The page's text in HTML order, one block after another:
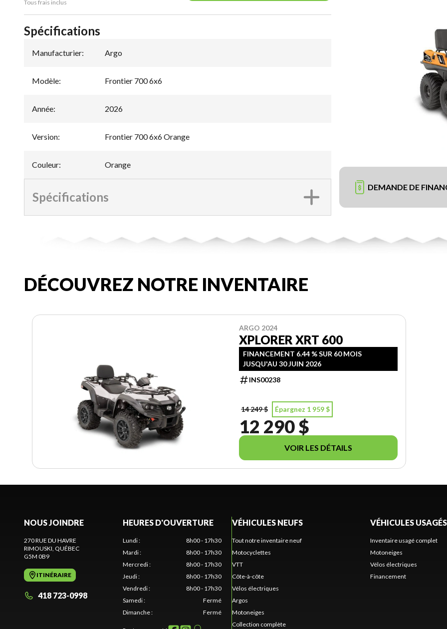
Tous frais inclus
DEMANDE DE
Spécifications
Manufacturier: Argo
Modèle: Frontier 700 6x6
Année: 2026
Version: Frontier 700 6x6 Orange
Couleur: Orange
Spécifications
DÉCOUVREZ NOTRE INVENTAIRE
ARGO 2024
XPLORER XRT 600
FINANCEMENT 6.44 % SUR 60 MOIS
JUSQU'AU 30 JUIN 2026
INS00238
14 249 $ Épargnez 1 959 $
12 290 $
VOIR LES DÉTAILS
NOUS JOINDRE
270 RUE DU HAVRE
RIMOUSKI, QUÉBEC
G5M 0B9
ITINÉRAIRE
418 723-0998
HEURES D'OUVERTURE
Lundi:
8h00 - 17h30
Mardi:
8h00 - 17h30
Mercredi:
8h00 - 17h30
Jeudi:
8h00 - 17h30
Vendredi:
8h00 - 17h30
Samedi:
Fermé
Dimanche: Fermé
VÉHICULES NEUFS
Tout notre inventaire neuf
Motocyclettes
VTT
Côte-à-côte
Vélos électriques
Argos
Motoneiges
Collection complète
VÉHICULES USAGÉS
Inventaire usagé complet
Motoneiges
Vélos électriques
Financement